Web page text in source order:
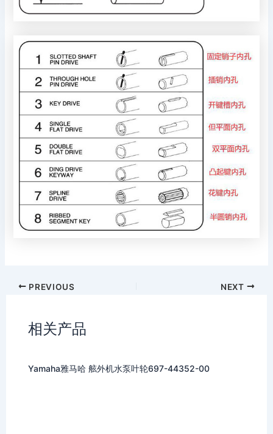
PREVIOUS NEXT
相关产品
Yamaha雅马哈 舷外机水泵叶轮697-44352-00